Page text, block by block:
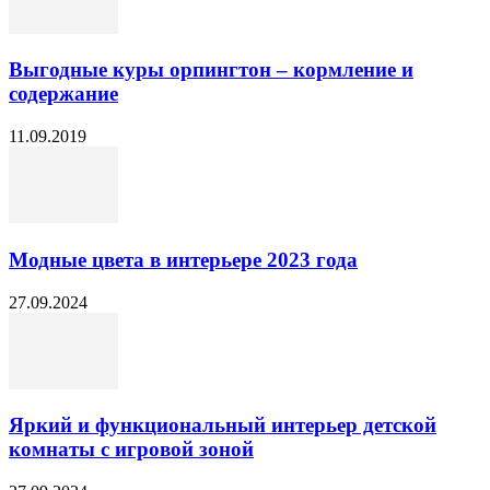
Выгодные куры орпингтон – кормление и
содержание
11.09.2019
Модные цвета в интерьере 2023 года
27.09.2024
Яркий и функциональный интерьер детской
комнаты с игровой зоной